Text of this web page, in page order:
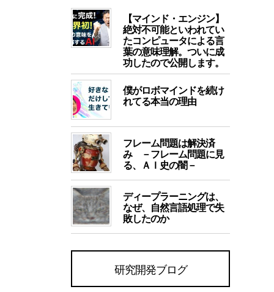
【マインド・エンジン】
絶対不可能といわれてい
たコンピュータによる言
葉の意味理解。ついに成
功したので公開します。
僕がロボマインドを続け
れてる本当の理由
フレーム問題は解決済
み －フレーム問題に見
る、ＡＩ史の闇－
ディープラーニングは、
なぜ、自然言語処理で失
敗したのか
研究開発ブログ